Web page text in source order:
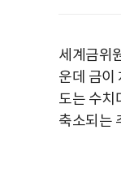
세계금위
운데 금이
도는 수치
축소되는